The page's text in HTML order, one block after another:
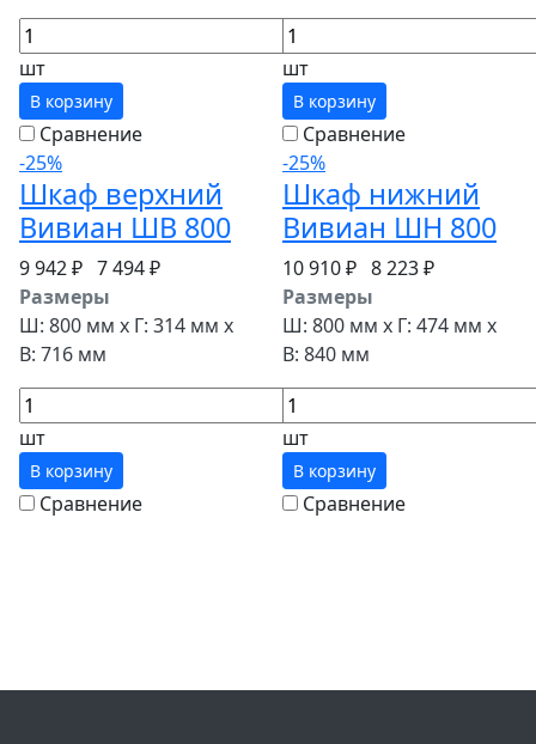
шт
В корзину
Сравнение
шт
В корзину
Сравнение
-25%
Шкаф верхний
Вивиан ШВ 800
9 942 ₽ 7 494 ₽
Размеры
Ш: 800 мм x Г: 314 мм x
В: 716 мм
шт
В корзину
Сравнение
-25%
Шкаф нижний
Вивиан ШН 800
10 910 ₽ 8 223 ₽
Размеры
Ш: 800 мм x Г: 474 мм x
В: 840 мм
шт
В корзину
Сравнение